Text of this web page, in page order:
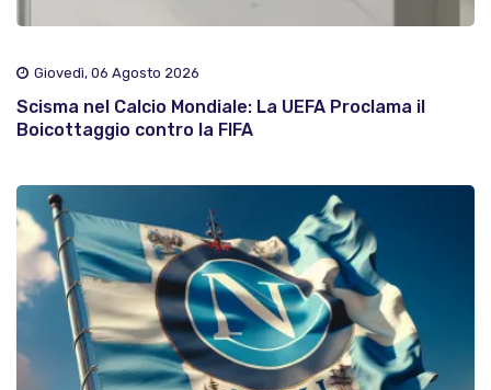
Giovedì, 06 Agosto 2026
Scisma nel Calcio Mondiale: La UEFA Proclama il
Boicottaggio contro la FIFA